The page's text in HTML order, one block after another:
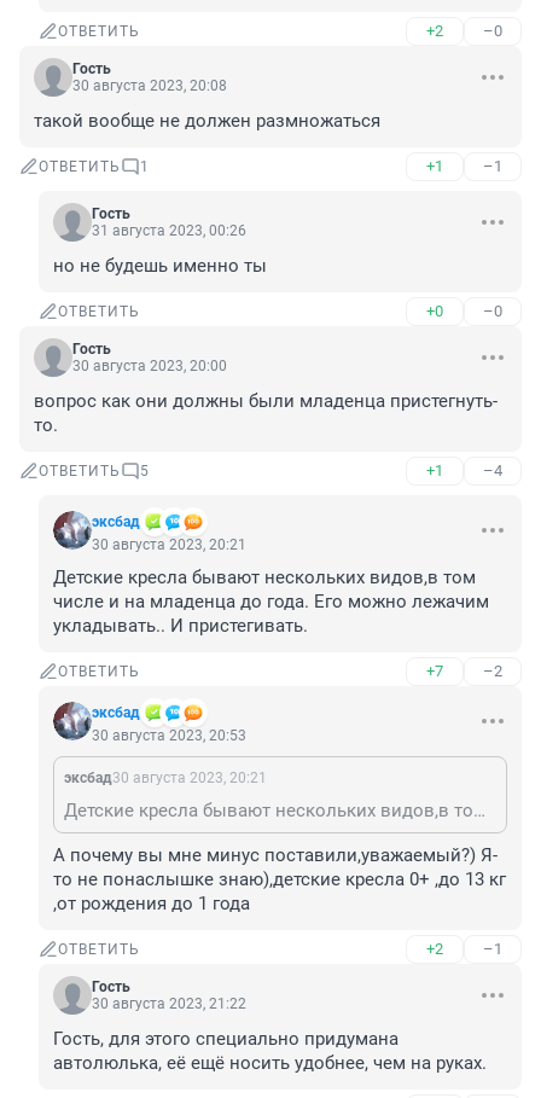
ОТВЕТИТЬ +2 –0
Гость
30 августа 2023, 20:08
такой вообще не должен размножаться
ОТВЕТИТЬ 1 +1 –1
Гость
31 августа 2023, 00:26
но не будешь именно ты
ОТВЕТИТЬ +0 –0
Гость
30 августа 2023, 20:00
вопрос как они должны были младенца пристегнуть-
то.
ОТВЕТИТЬ 5 +1 –4
эксбад
30 августа 2023, 20:21
Детские кресла бывают нескольких видов,в том
числе и на младенца до года. Его можно лежачим
укладывать.. И пристегивать.
ОТВЕТИТЬ +7 –2
эксбад
30 августа 2023, 20:53
эксбад30 августа 2023, 20:21
Детские кресла бывают нескольких видов,в том числе и на младенца до года. Его можно лежачим укладывать.. И пристегивать.
А почему вы мне минус поставили,уважаемый?) Я-
то не понаслышке знаю),детские кресла 0+ ,до 13 кг
,от рождения до 1 года
ОТВЕТИТЬ +2 –1
Гость
30 августа 2023, 21:22
Гость, для этого специально придумана
автолюлька, её ещё носить удобнее, чем на руках.